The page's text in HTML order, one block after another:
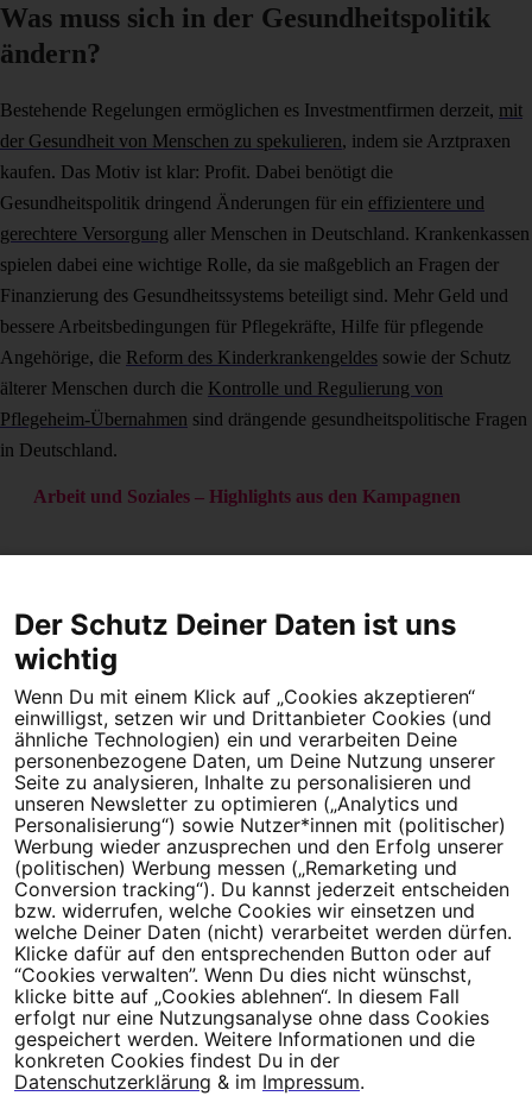
Was muss sich in der Gesundheitspolitik
ändern?
Bestehende Regelungen ermöglichen es Investmentfirmen derzeit, mit
der Gesundheit von Menschen zu spekulieren, indem sie Arztpraxen
kaufen. Das Motiv ist klar: Profit. Dabei benötigt die
Gesundheitspolitik dringend Änderungen für ein effizientere und
gerechtere Versorgung aller Menschen in Deutschland. Krankenkassen
spielen dabei eine wichtige Rolle, da sie maßgeblich an Fragen der
Finanzierung des Gesundheitssystems beteiligt sind. Mehr Geld und
bessere Arbeitsbedingungen für Pflegekräfte, Hilfe für pflegende
Angehörige, die Reform des Kinderkrankengeldes sowie der Schutz
älterer Menschen durch die Kontrolle und Regulierung von
Pflegeheim-Übernahmen sind drängende gesundheitspolitische Fragen
in Deutschland.
Arbeit und Soziales – Highlights aus den Kampagnen
Dein Engagement macht den Unterschied. Schließe Dich 4,5
Millionen Menschen an.
Newsletter bestellen
Campact e.V.
IBAN DE95 2‍5‍1‍2 0‍5‍1‍0 6‍9‍8‍0 0‍0‍0‍0 0‍0
SozialBank
Direkt online spenden
NewsletterHilfe und
FAQKontakt DatenschutzImpressumCookie Einstellungen
Der Schutz Deiner Daten ist uns
wichtig
Wenn Du mit einem Klick auf „Cookies akzeptieren“
einwilligst, setzen wir und Drittanbieter Cookies (und
ähnliche Technologien) ein und verarbeiten Deine
personenbezogene Daten, um Deine Nutzung unserer
Seite zu analysieren, Inhalte zu personalisieren und
unseren Newsletter zu optimieren („Analytics und
Personalisierung“) sowie Nutzer*innen mit (politischer)
Werbung wieder anzusprechen und den Erfolg unserer
(politischen) Werbung messen („Remarketing und
Conversion tracking“). Du kannst jederzeit entscheiden
bzw. widerrufen, welche Cookies wir einsetzen und
welche Deiner Daten (nicht) verarbeitet werden dürfen.
Klicke dafür auf den entsprechenden Button oder auf
“Cookies verwalten”. Wenn Du dies nicht wünschst,
klicke bitte auf „Cookies ablehnen“. In diesem Fall
erfolgt nur eine Nutzungsanalyse ohne dass Cookies
gespeichert werden. Weitere Informationen und die
konkreten Cookies findest Du in der
Datenschutzerklärung & im Impressum.